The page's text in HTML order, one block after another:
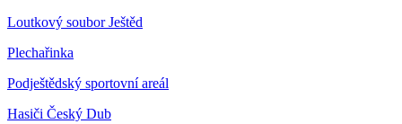
Loutkový soubor Ještěd
Plechařinka
Podještědský sportovní areál
Hasiči Český Dub